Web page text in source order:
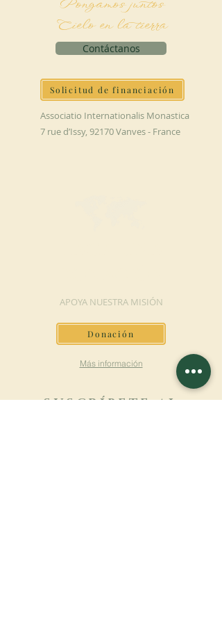
Pongamos juntos
Cielo en la tierra
Contáctanos
Solicitud de financiación
Associatio Internationalis Monastica
7 rue d’Issy, 92170 Vanves - France
APOYA NUESTRA MISIÓN
Donación
Más información
SUSCRÍBETE AL